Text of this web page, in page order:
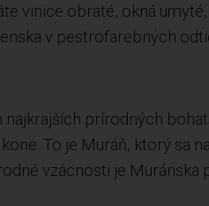
vinice obraté, okná
v pestrofarebných
prírodných
To je Muráň, ktorý sa
vzácnosti je Muránska